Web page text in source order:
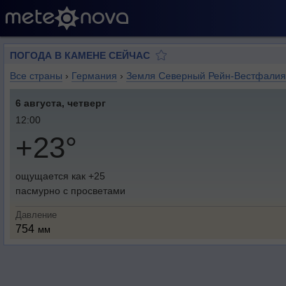
ПОГОДА В КАМЕНЕ СЕЙЧАС
Все страны › Германия › Земля Северный Рейн-Вестфалия
6 августа, четверг
12:00
+23°
ощущается как +25
пасмурно с просветами
Давление
754 мм